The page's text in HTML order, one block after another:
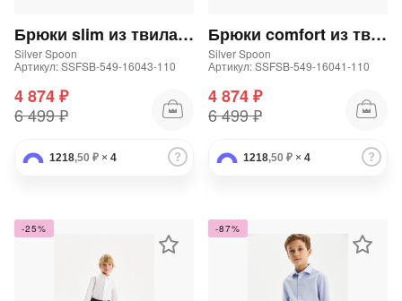
Брюки slim из твила для мальчика
Silver Spoon
Артикул: SSFSB-549-16043-110
4 874 ₽
6 499 ₽
1218,50 ₽ × 4
Брюки comfort из твила для мальчика
Silver Spoon
Артикул: SSFSB-549-16041-110
4 874 ₽
6 499 ₽
1218,50 ₽ × 4
-25% -87%
об оплате Плайтом
раз в 2
Остались вопросы?
plait.ru